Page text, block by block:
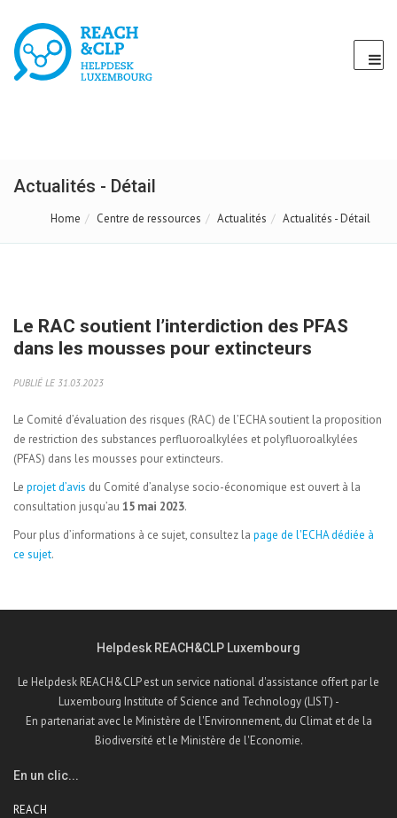
Actualités - Détail
Home Centre de ressources Actualités Actualités - Détail
Le RAC soutient l’interdiction des PFAS
dans les mousses pour extincteurs
PUBLIÉ LE 31.03.2023
Le Comité d’évaluation des risques (RAC) de l’ECHA soutient la proposition
de restriction des substances perfluoroalkylées et polyfluoroalkylées
(PFAS) dans les mousses pour extincteurs.
Le projet d’avis du Comité d’analyse socio-économique est ouvert à la
consultation jusqu’au 15 mai 2023.
Pour plus d’informations à ce sujet, consultez la page de l'ECHA dédiée à
ce sujet.
Helpdesk REACH&CLP Luxembourg
Le Helpdesk REACH&CLP est un service national d'assistance offert par le
Luxembourg Institute of Science and Technology (LIST) -
En partenariat avec le Ministère de l'Environnement, du Climat et de la
Biodiversité et le Ministère de l'Economie.
En un clic...
REACH